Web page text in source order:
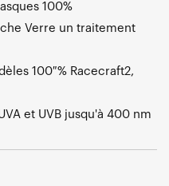
100%
Verre un traitement
100 % Racecraft2,
et UVB jusqu'à 400 nm